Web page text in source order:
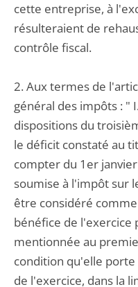
cette entreprise, à
résulteraient de
contrôle fiscal.
2. Aux termes de
général des impôts : "
dispositions du
le déficit constaté au
compter du 1er
soumise à l'impôt sur
être considéré
bénéfice de l'exercice
mentionnée au
condition qu'elle
de l'exercice, dans la